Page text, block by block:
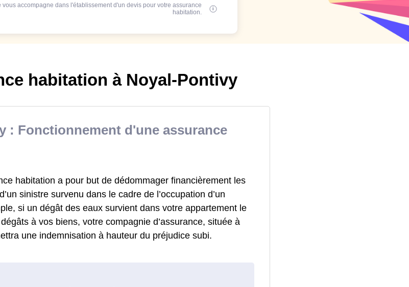
accompagne dans l'établissement d'un devis pour votre assurance
habitation.
habitation à Noyal-Pontivy
: Fonctionnement d'une assurance
habitation a pour but de dédommager financièrement les
sinistre survenu dans le cadre de l’occupation d’un
si un dégât des eaux survient dans votre appartement le
à vos biens, votre compagnie d’assurance, située à
une indemnisation à hauteur du préjudice subi.